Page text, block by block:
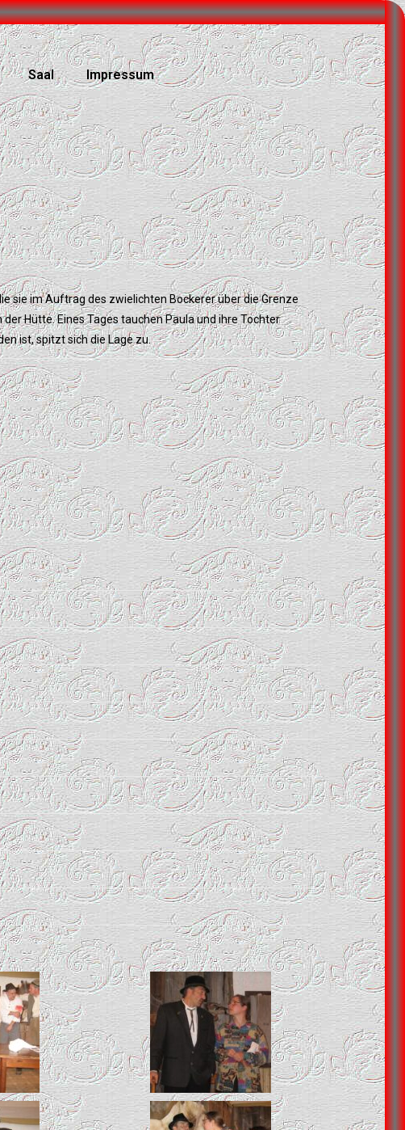
Saal Impressum
sie im Auftrag des zwielichten Bockerer über die Grenze
Hütte. Eines Tages tauchen Paula und ihre Tochter
ist, spitzt sich die Lage zu.